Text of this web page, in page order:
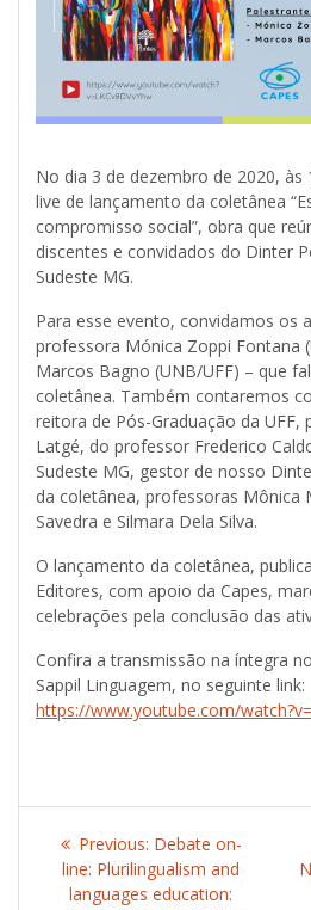
No dia 3 de dezembro de 2020,
live de lançamento da coletânea
compromisso social”, obra que
discentes e convidados do Dinter
Sudeste MG.
Para esse evento, convidamos os
professora Mónica Zoppi Fontana
Marcos Bagno (UNB/UFF) – que
coletânea. Também contaremos
reitora de Pós-Graduação da UFF,
Latgé, do professor Frederico
Sudeste MG, gestor de nosso
da coletânea, professoras Mônica
Savedra e Silmara Dela Silva.
O lançamento da coletânea,
Editores, com apoio da Capes,
celebrações pela conclusão das
Confira a transmissão na íntegra
Sappil Linguagem, no seguinte link:
https://www.youtube.com/
Post
navigation
Previous: Previous
post:
Debate on-
line: Plurilingualism and
languages education: